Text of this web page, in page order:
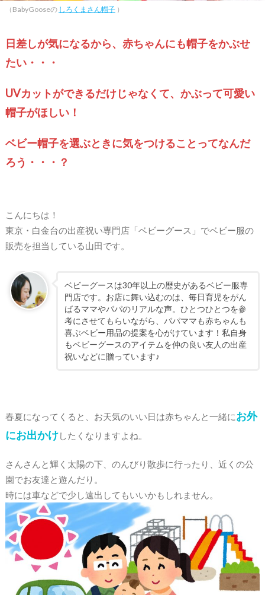
（BabyGooseの しろくまさん帽子）
日差しが気になるから、赤ちゃんにも帽子をかぶせ
たい・・・
UVカットができるだけじゃなくて、かぶって可愛い
帽子がほしい！
ベビー帽子を選ぶときに気をつけることってなんだ
ろう・・・？
こんにちは！
東京・白金台の出産祝い専門店「ベビーグース」でベビー服の
販売を担当している山田です。
ベビーグースは30年以上の歴史があるベビー服専
門店です。お店に舞い込むのは、毎日育児をがん
ばるママやパパのリアルな声。ひとつひとつを参
考にさせてもらいながら、パパママも赤ちゃんも
喜ぶベビー用品の提案を心がけています！私自身
もベビーグースのアイテムを仲の良い友人の出産
祝いなどに贈っています♪
春夏になってくると、お天気のいい日は赤ちゃんと一緒にお外
にお出かけしたくなりますよね。
さんさんと輝く太陽の下、のんびり散歩に行ったり、近くの公
園でお友達と遊んだり。
時には車などで少し遠出してもいいかもしれません。